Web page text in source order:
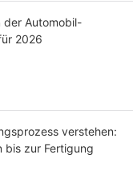
der Automobil-
2026
verstehen:
bis zur Fertigung